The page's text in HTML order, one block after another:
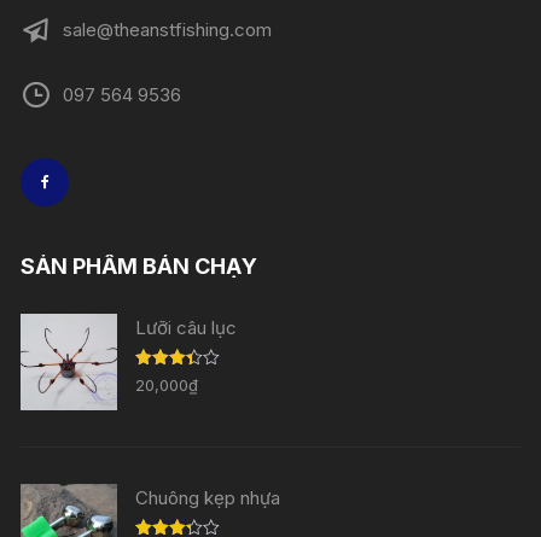
sale@theanstfishing.com
097 564 9536
SẢN PHẨM BÁN CHẠY
Lưỡi câu lục
Được
xếp
20,000₫
Chuông kẹp nhựa